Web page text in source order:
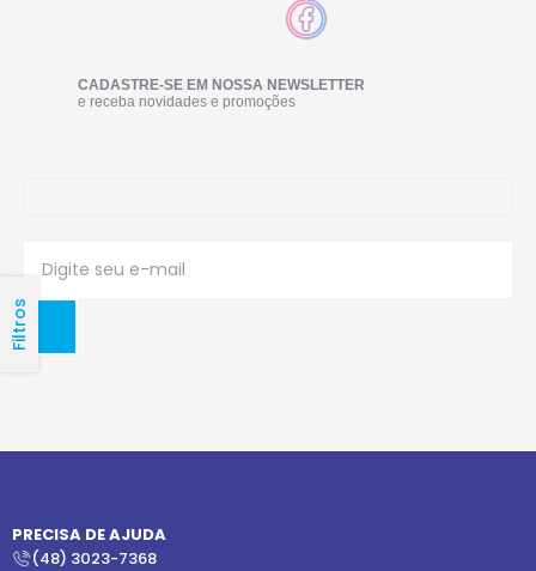
Filtros
CADASTRE-SE EM NOSSA NEWSLETTER
e receba novidades e promoções
PRECISA DE AJUDA
(48) 3023-7368